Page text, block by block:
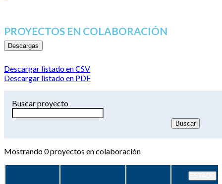
PROYECTOS EN COLABORACIÓN
Descargas
Descargar listado en CSV
Descargar listado en PDF
Buscar proyecto
Mostrando0proyectos en colaboración